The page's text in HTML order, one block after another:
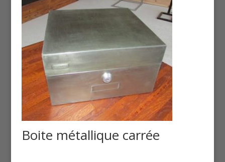
Boite métallique carrée